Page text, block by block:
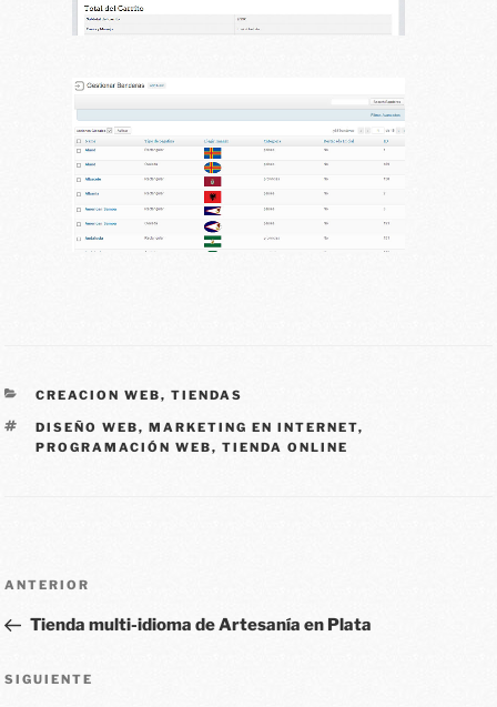
CREACION WEB, TIENDAS
DISEÑO WEB, MARKETING EN INTERNET,
PROGRAMACIÓN WEB, TIENDA ONLINE
ANTERIOR
Tienda multi-idioma de Artesanía en Plata
SIGUIENTE